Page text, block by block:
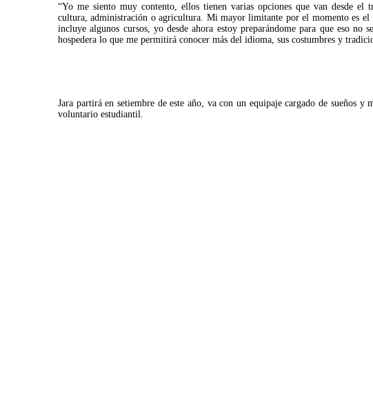
“Yo me siento muy contento, ellos tienen varias opciones que van desde el
cultura, administración o agricultura. Mi mayor limitante por el momento es el
incluye algunos cursos, yo desde ahora estoy preparándome para que eso
hospedera lo que me permitirá conocer más del idioma, sus costumbres y
Jara partirá en setiembre de este año, va con un equipaje cargado de sueños y
voluntario estudiantil.